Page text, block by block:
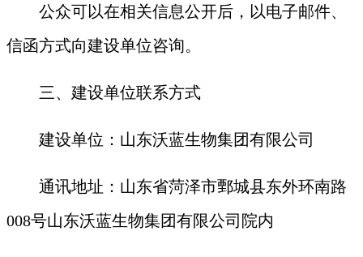
公众可以在相关信息公开后，以电子邮件、
信函方式向建设单位咨询。
三、建设单位联系方式
建设单位： 山东沃蓝生物集团有限公司
通讯地址： 山东省菏泽市鄄城县东外环南路
008号山东沃蓝生物集团有限公司院内